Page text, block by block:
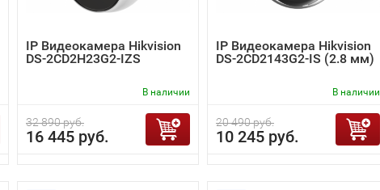
IP Видеокамера Hikvision
DS-2CD2H23G2-IZS
В наличии
32 890 руб.
16 445 руб.
IP Видеокамера Hikvision
DS-2CD2143G2-IS (2.8 мм)
В наличии
20 490 руб.
10 245 руб.